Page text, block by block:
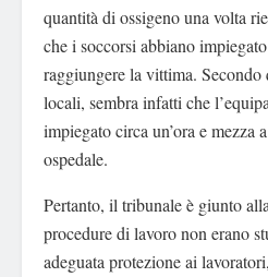
quantità di ossigeno una volta
che i soccorsi abbiano
raggiungere la vittima.
locali, sembra infatti che
impiegato circa un’ora e mezza
ospedale.
Pertanto, il tribunale è giunto
procedure di lavoro non erano
adeguata protezione ai